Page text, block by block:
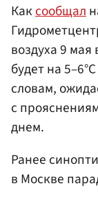
Каксообщал
воздуха 9
будет на
словам,
с
днем.
Ранее
в Москве